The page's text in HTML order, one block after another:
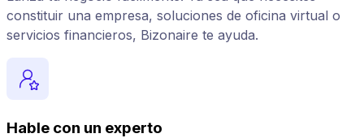
constituir una empresa, soluciones de oficina virtual o
servicios financieros, Bizonaire te ayuda.
Hable con un experto